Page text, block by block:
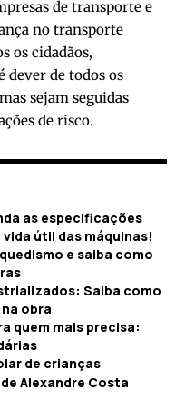
de transporte e
no transporte
os cidadãos,
dever de todos os
sejam seguidas
de risco.
as especificações
útil das máquinas!
e saiba como
Saiba como
obra
quem mais precisa:
de crianças
Alexandre Costa